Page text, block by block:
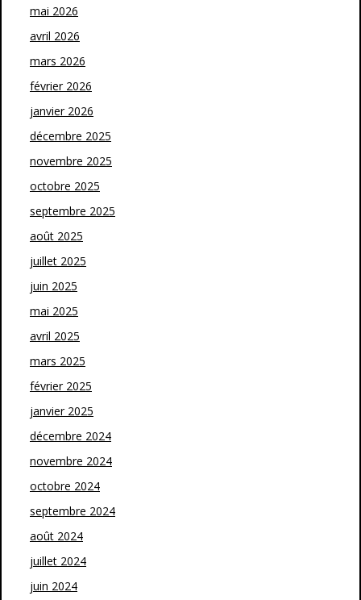
mai 2026
avril 2026
mars 2026
février 2026
janvier 2026
décembre 2025
novembre 2025
octobre 2025
septembre 2025
août 2025
juillet 2025
juin 2025
mai 2025
avril 2025
mars 2025
février 2025
janvier 2025
décembre 2024
novembre 2024
octobre 2024
septembre 2024
août 2024
juillet 2024
juin 2024